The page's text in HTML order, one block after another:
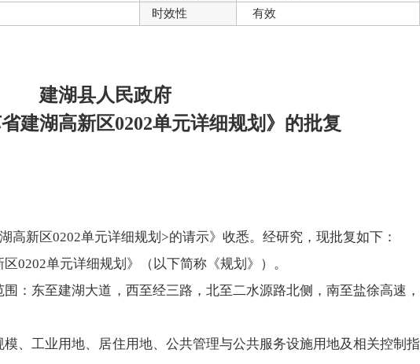
时效性 有效
建湖县人民政府
建湖高新区0202单元详细规划》的批复
高新区0202单元详细规划>的请示》收悉。经研究，现批复如下：
0202单元详细规划》（以下简称《规划》）。
：东至建湖大道，西至经三路，北至二水源路北侧，南至盐徐高速，
、工业用地、居住用地、公共管理与公共服务设施用地及相关控制指